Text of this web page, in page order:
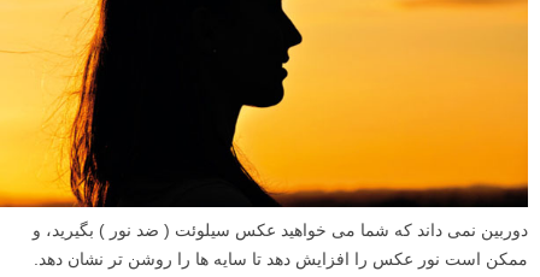
دوربین نمی داند که شما می خواهید عکس سیلوئت ( ضد نور ) بگیرید، و
ممکن است نور عکس را افزایش دهد تا سایه ها را روشن تر نشان دهد.